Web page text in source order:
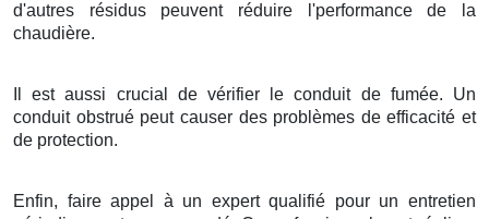
d'autres résidus peuvent réduire l'performance de la
chaudière.
Il est aussi crucial de vérifier le conduit de fumée. Un
conduit obstrué peut causer des problèmes de efficacité et
de protection.
Enfin, faire appel à un expert qualifié pour un entretien